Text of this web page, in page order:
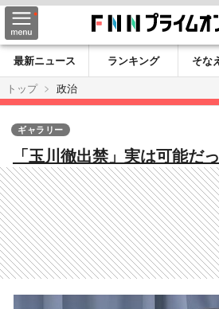
最新ニュース ランキング そな
トップ
政治
「玉川徹出禁」実は可能だ
発言に波紋…国会で「権限
議論 橋下徹氏「マズいな」
ギャラリー